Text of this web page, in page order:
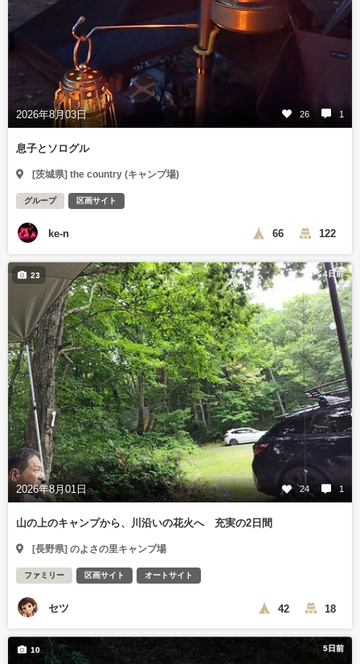
2026年8月03日 26 1
息子とソログル
[茨城県] the country (キャンプ場)
グループ 区画サイト
ke-n 66 122
4日前
2026年8月01日 24 1
23
山の上のキャンプから、川沿いの花火へ 充実の2日間
[長野県] のよさの里キャンプ場
ファミリー 区画サイト オートサイト
セツ 42 18
5日前
10